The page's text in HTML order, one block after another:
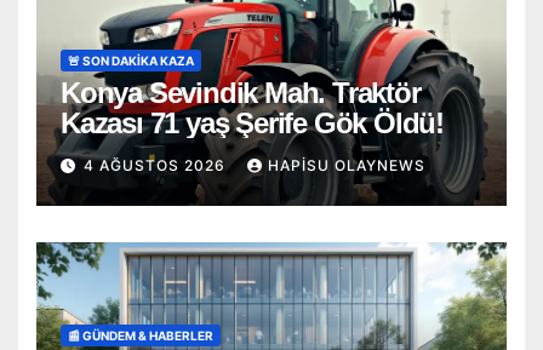
🚨 SON DAKİKA KAZA
Konya Sevindik Mah. Traktör
Kazası 71 yaş Şerife Gök Öldü!
4 AĞUSTOS 2026 HAPISU OLAYNEWS
📰 GÜNDEM & HABERLER